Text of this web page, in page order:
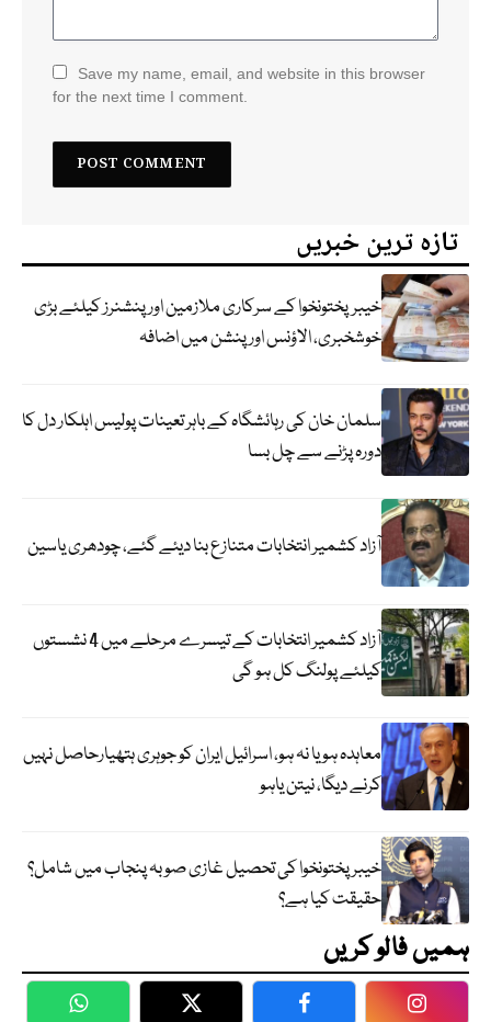
Save my name, email, and website in this browser
for the next time I comment.
تازہ ترین خبریں
خیبرپختونخوا کے سرکاری ملازمین اور پنشنرز کیلئے بڑی
خوشخبری، الاؤنس اور پنشن میں اضافہ
سلمان خان کی رہائشگاہ کے باہر تعینات پولیس اہلکار دل کا
دورہ پڑنے سے چل بسا
آزاد کشمیر انتخابات متنازع بنا دیئے گئے، چودھری یاسین
آزاد کشمیر انتخابات کے تیسرے مرحلے میں 4 نشستوں
کیلئے پولنگ کل ہو گی
معاہدہ ہو یا نہ ہو، اسرائیل ایران کو جوہری ہتھیارحاصل نہیں
کرنے دیگا، نیتن یاہو
خیبر پختونخوا کی تحصیل غازی صوبہ پنجاب میں شامل؟
حقیقت کیا ہے؟
ہمیں فالو کریں